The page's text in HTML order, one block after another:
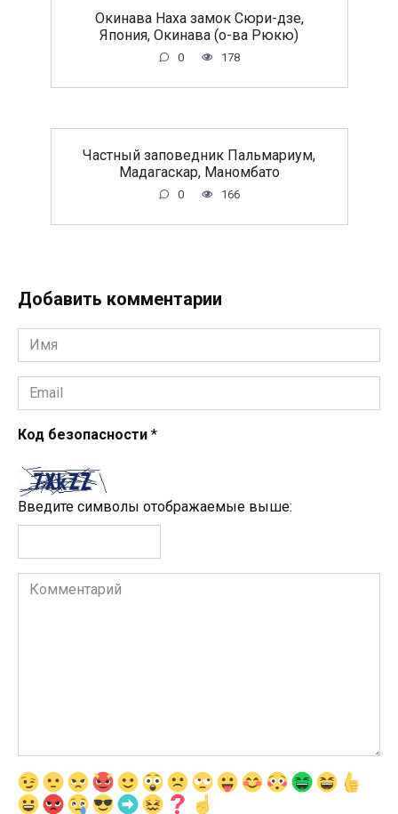
Окинава Наха замок Сюри-дзе,
Япония, Окинава (о-ва Рюкю)
0 178
Частный заповедник Пальмариум,
Мадагаскар, Маномбато
0 166
Добавить комментарии
Имя
*
Email
*
Код безопасности *
Введите символы отображаемые выше:
Комментарий